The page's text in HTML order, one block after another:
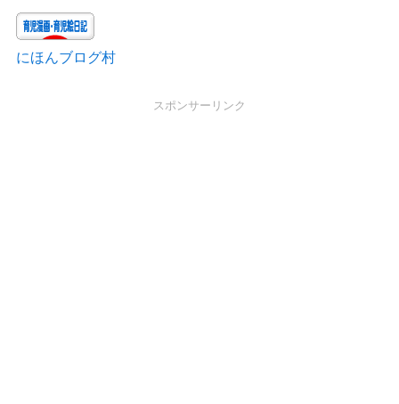
にほんブログ村
スポンサーリンク